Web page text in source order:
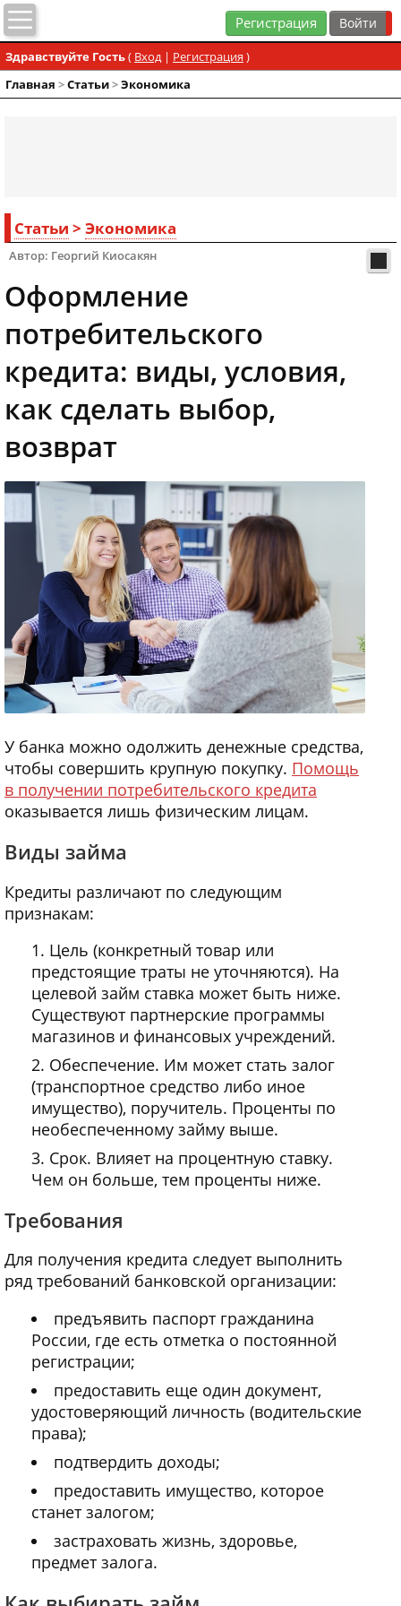
Регистрация
Здравствуйте Гость( Вход| Регистрация )
Главная >Статьи>Экономика
Статьи > Экономика
Автор: Георгий Киосакян
Оформление
потребительского
кредита: виды, условия,
как сделать выбор,
возврат
У банка можно одолжить денежные средства,
чтобы совершить крупную покупку. Помощь
в получении потребительского кредита
оказывается лишь физическим лицам.
Виды займа
Кредиты различают по следующим
признакам:
Цель (конкретный товар или
предстоящие траты не уточняются). На
целевой займ ставка может быть ниже.
Существуют партнерские программы
магазинов и финансовых учреждений.
Обеспечение. Им может стать залог
(транспортное средство либо иное
имущество), поручитель. Проценты по
необеспеченному займу выше.
Срок. Влияет на процентную ставку.
Чем он больше, тем проценты ниже.
Требования
Для получения кредита следует выполнить
ряд требований банковской организации:
предъявить паспорт гражданина
России, где есть отметка о постоянной
регистрации;
предоставить еще один документ,
удостоверяющий личность (водительские
права);
подтвердить доходы;
предоставить имущество, которое
станет залогом;
застраховать жизнь, здоровье,
предмет залога.